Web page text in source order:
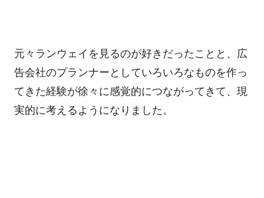
元々ランウェイを見るのが好きだったことと、広
告会社のプランナーとしていろいろなものを作っ
てきた経験が徐々に感覚的につながってきて、現
実的に考えるようになりました。